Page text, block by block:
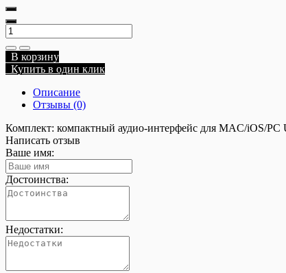
В корзину
Купить в один клик
Описание
Отзывы (0)
Комплект: компактный аудио-интерфейс для MAC/iOS/
Написать отзыв
Ваше имя:
Достоинства:
Недостатки: